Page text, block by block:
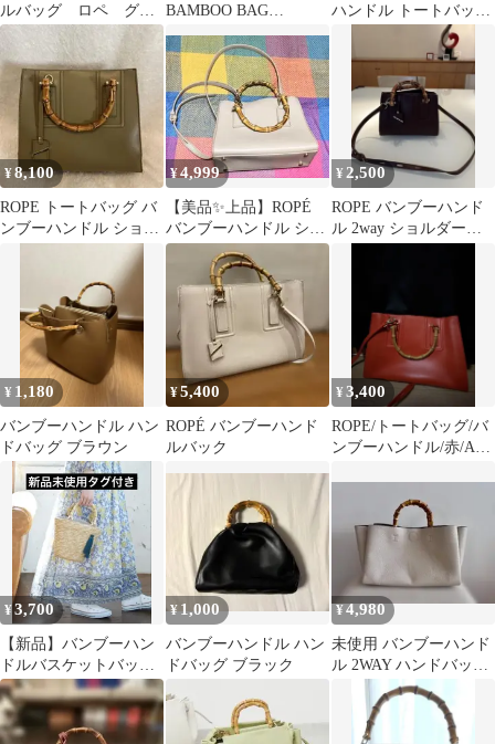
ルバッグ ロペ グレ
ージュ
BAMBOO BAG
Large【通勤】【A4対
応】
ハンドル トートバッグ
ベージュ 新品未使用
¥8,100
ROPE トートバッグ バ
ンブーハンドル ショル
¥4,999
【美品✨️上品】ROPÉ
バンブーハンドル ショ
ルダーバッグ グレー
¥2,500
ROPE バンブーハンド
ル 2way ショルダーバ
¥ 1,180
バンブーハンドル ハン
ドバッグ ブラウン
¥5,400
ROPÉ バンブーハンド
ルバック
¥3,400
ROPE/トートバッグ/バ
ンブーハンドル/赤/A4
¥3,700
【新品】バンブーハン
ドルバスケットバッグ
ロペピクニック パサー
ジュ
¥1,000
バンブーハンドル ハン
ドバッグ ブラック
¥4,980
未使用 バンブーハンド
ル 2WAY ハンドバッグ
ショルダーバッグ ホワ